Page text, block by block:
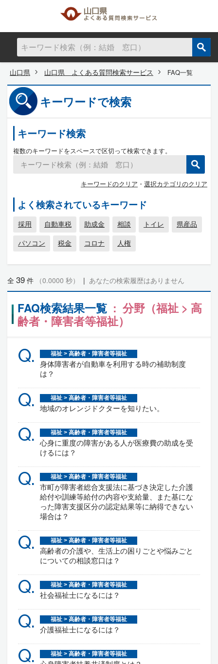
山口県 山口県 よくある質問検索サービス FAQ一覧
キーワードで検索
キーワード検索
複数のキーワードをスペースで区切って検索できます。
キーワードのクリア ・ 選択カテゴリのクリア
よく検索されているキーワード
採用 自動車税 助成金 相談 トイレ
県産品
パソコン
税金 コロナ 人権
全 39 件 （0.0000 秒） | あなたの検索履歴はありません
FAQ検索結果一覧 : 分野（福祉 > 高
齢者・障害者等福祉）
Q. 福祉 > 高齢者・障害者等福祉
身体障害者が自動車を利用する時の補助制度
は？
Q. 福祉 > 高齢者・障害者等福祉
地域のオレンジドクターを知りたい。
Q. 福祉 > 高齢者・障害者等福祉
心身に重度の障害がある人が医療費の助成を受
けるには？
Q. 福祉 > 高齢者・障害者等福祉
市町が障害者総合支援法に基づき決定した介護
給付や訓練等給付の内容や支給量、また基にな
った障害支援区分の認定結果等に納得できない
場合は？
Q. 福祉 > 高齢者・障害者等福祉
高齢者の介護や、生活上の困りごとや悩みごと
についての相談窓口は？
Q. 福祉 > 高齢者・障害者等福祉
社会福祉士になるには？
Q. 福祉 > 高齢者・障害者等福祉
介護福祉士になるには？
Q. 福祉 > 高齢者・障害者等福祉